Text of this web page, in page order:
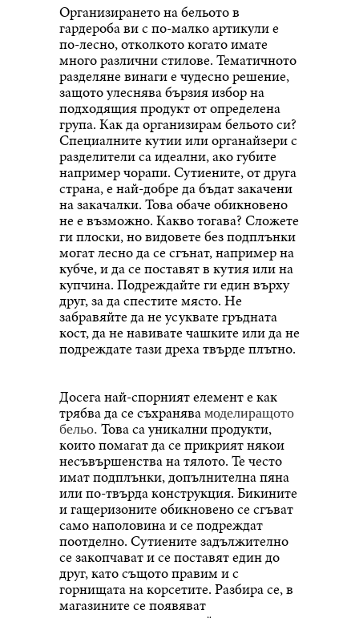
Организирането на бельото в
гардероба ви с по-малко артикули е
по-лесно, отколкото когато имате
много различни стилове. Тематичното
разделяне винаги е чудесно решение,
защото улеснява бързия избор на
подходящия продукт от определена
група. Как да организирам бельото си?
Специалните кутии или органайзери с
разделители са идеални, ако губите
например чорапи. Сутиените, от друга
страна, е най-добре да бъдат закачени
на закачалки. Това обаче обикновено
не е възможно. Какво тогава? Сложете
ги плоски, но видовете без подплънки
могат лесно да се сгънат, например на
кубче, и да се поставят в кутия или на
купчина. Подреждайте ги един върху
друг, за да спестите място. Не
забравяйте да не усуквате гръдната
кост, да не навивате чашките или да не
подреждате тази дреха твърде плътно.
Досега най-спорният елемент е как
трябва да се съхранява моделиращото
бельо. Това са уникални продукти,
които помагат да се прикрият някои
несъвършенства на тялото. Те често
имат подплънки, допълнителна пяна
или по-твърда конструкция. Бикините
и гащеризоните обикновено се сгъват
само наполовина и се подреждат
поотделно. Сутиените задължително
се закопчават и се поставят един до
друг, като същото правим и с
горнищата на корсетите. Разбира се, в
магазините се появяват